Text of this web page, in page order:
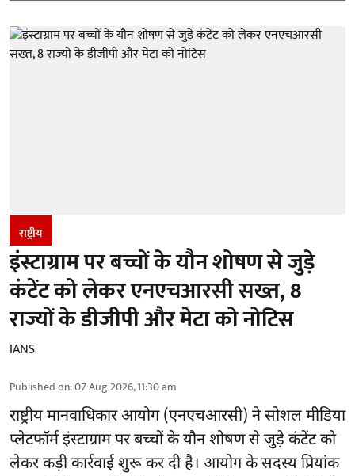
राष्ट्रीय
इंस्टाग्राम पर बच्चों के यौन शोषण से जुड़े
कंटेंट को लेकर एनएचआरसी सख्त, 8
राज्यों के डीजीपी और मेटा को नोटिस
IANS
Published on:07 Aug 2026, 11:30 am
राष्ट्रीय मानवाधिकार आयोग(एनएचआरसी) ने सोशल मीडिया
प्लेटफॉर्म इंस्टाग्राम पर बच्चों के यौन शोषण से जुड़े कंटेंट को
लेकर कड़ी कार्रवाई शुरू कर दी है। आयोग के सदस्य प्रियांक